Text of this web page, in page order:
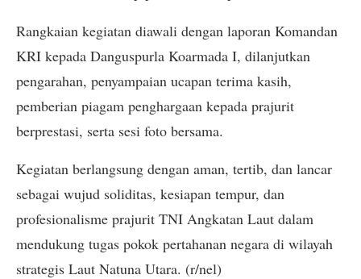
Rangkaian kegiatan diawali dengan laporan Komandan
KRI kepada Danguspurla Koarmada I, dilanjutkan
pengarahan, penyampaian ucapan terima kasih,
pemberian piagam penghargaan kepada prajurit
berprestasi, serta sesi foto bersama.
Kegiatan berlangsung dengan aman, tertib, dan lancar
sebagai wujud soliditas, kesiapan tempur, dan
profesionalisme prajurit TNI Angkatan Laut dalam
mendukung tugas pokok pertahanan negara di wilayah
strategis Laut Natuna Utara. (r/nel)